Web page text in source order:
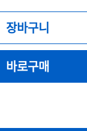
장바구니
바로구매